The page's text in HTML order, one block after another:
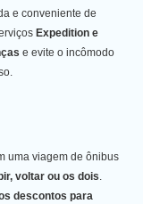
e conveniente de
Expedition e
e evite o incômodo
uma viagem de ônibus
voltar ou os dois.
descontos para